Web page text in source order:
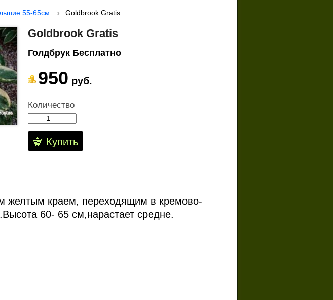
55-65cм. › Goldbrook Gratis
Goldbrook Gratis
Голдбрук Бесплатно
950 руб.
Количество
Купить
желтым краем, переходящим в кремово-
60- 65 см,нарастает средне.